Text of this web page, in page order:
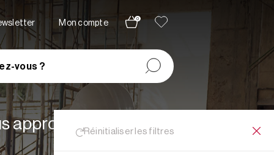
Mon compte
0
vous ?
Réinitialiser les filtres
appropriées à vos